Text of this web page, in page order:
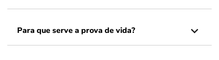
Para que serve a prova de vida?